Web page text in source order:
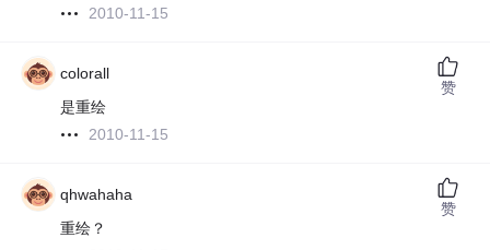
2010-11-15
colorall
是重绘
2010-11-15
赞
qhwahaha
重绘？
赞